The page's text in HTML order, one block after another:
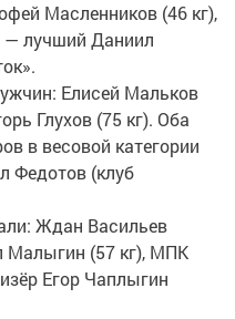
Масленников (46 кг),
лучший Даниил
Елисей Мальков
Глухов (75 кг). Оба
в весовой категории
Федотов (клуб
Ждан Васильев
Малыгин (57 кг), МПК
Егор Чаплыгин